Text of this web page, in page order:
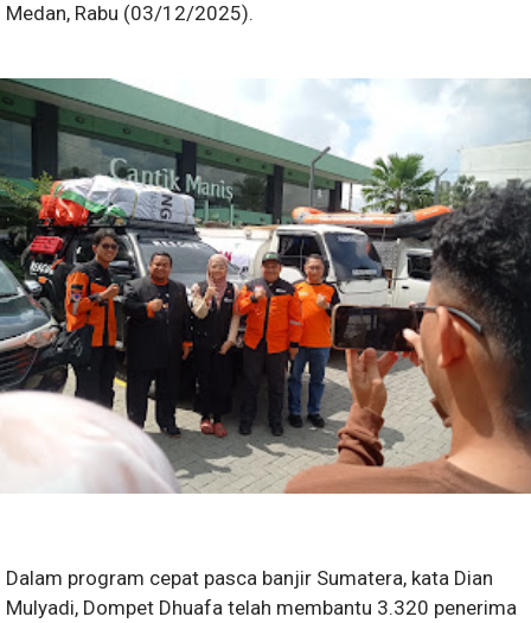
Medan, Rabu (03/12/2025).
Dalam program cepat pasca banjir Sumatera, kata Dian
Mulyadi, Dompet Dhuafa telah membantu 3.320 penerima